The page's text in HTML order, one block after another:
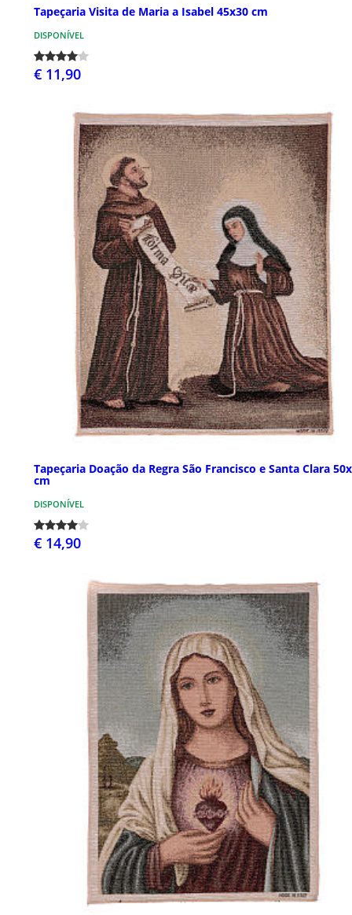
Tapeçaria Visita de Maria a Isabel 45x30 cm
DISPONÍVEL
€ 11,90
Tapeçaria Doação da Regra São Francisco e Santa Clara
cm
DISPONÍVEL
€ 14,90